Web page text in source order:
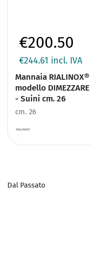
€200.50
€244.61 incl. IVA
Mannaia RIALINOX®
modello DIMEZZARE
- Suini cm. 26
cm. 26
Dal Passato